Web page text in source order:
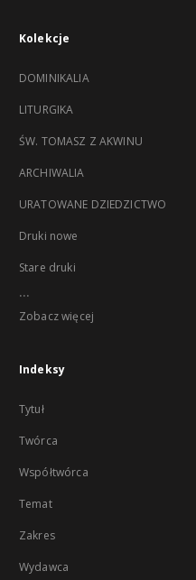
Kolekcje
DOMINIKALIA
LITURGIKA
ŚW. TOMASZ Z AKWINU
ARCHIWALIA
URATOWANE DZIEDZICTWO
Druki nowe
Stare druki
...
Zobacz więcej
Indeksy
Tytuł
Twórca
Współtwórca
Temat
Zakres
Wydawca